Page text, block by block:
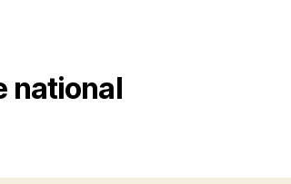
national